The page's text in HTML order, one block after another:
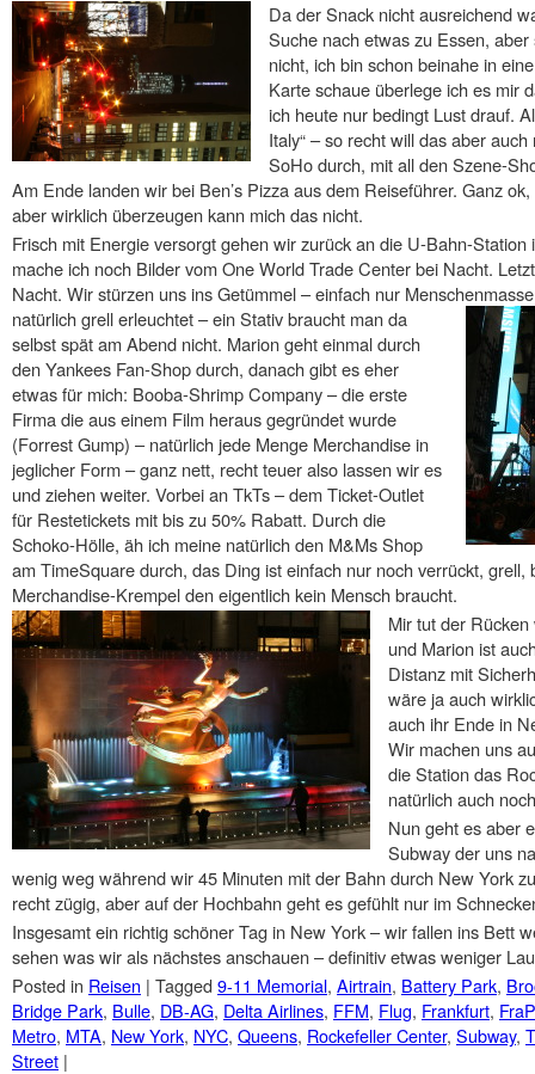
Da der Snack nicht ausreichend
Suche nach etwas zu Essen,
nicht, ich bin schon beinahe in
Karte schaue überlege ich es mir
ich heute nur bedingt Lust drauf.
Italy“ – so recht will das aber
SoHo durch, mit all den Szene-
Am Ende landen wir bei Ben’s Pizza aus dem Reiseführer. Ganz
aber wirklich überzeugen kann mich das nicht.
Frisch mit Energie versorgt gehen wir zurück an die U-Bahn-
mache ich noch Bilder vom One World Trade Center bei Nacht.
Nacht. Wir stürzen uns ins Getümmel – einfach nur
natürlich grell erleuchtet – ein Stativ braucht man da
selbst spät am Abend nicht. Marion geht einmal durch
den Yankees Fan-Shop durch, danach gibt es eher
etwas für mich: Booba-Shrimp Company – die erste
Firma die aus einem Film heraus gegründet wurde
(Forrest Gump) – natürlich jede Menge Merchandise in
jeglicher Form – ganz nett, recht teuer also lassen wir es
und ziehen weiter. Vorbei an TkTs – dem Ticket-Outlet
für Restetickets mit bis zu 50% Rabatt. Durch die
Schoko-Hölle, äh ich meine natürlich den M&Ms Shop
am TimeSquare durch, das Ding ist einfach nur noch verrückt,
Merchandise-Krempel den eigentlich kein Mensch braucht.
Mir tut der
und Marion ist
Distanz mit
wäre ja auch
auch ihr Ende in
Wir machen uns
die Station das
natürlich auch
Nun geht es aber
Subway der uns
wenig weg während wir 45 Minuten mit der Bahn durch New York
recht zügig, aber auf der Hochbahn geht es gefühlt nur im
Insgesamt ein richtig schöner Tag in New York – wir fallen ins Bett
sehen was wir als nächstes anschauen – definitiv etwas weniger
Posted in Reisen | Tagged 9-11 Memorial, Airtrain, Battery Park,
Bridge Park, Bulle, DB-AG, Delta Airlines, FFM, Flug, Frankfurt,
Metro, MTA, New York, NYC, Queens, Rockefeller Center, Subway,
Street |